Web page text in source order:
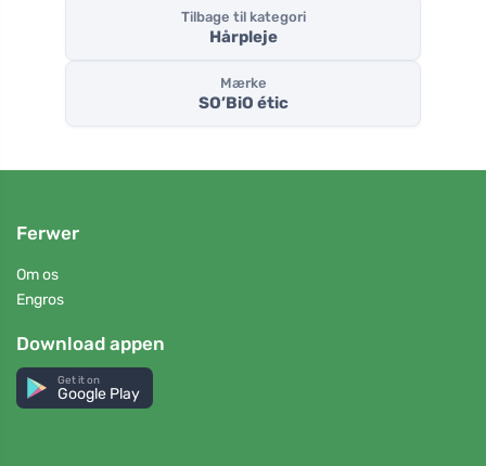
Tilbage til kategori
Hårpleje
Mærke
SO’BiO étic
Ferwer
Om os
Engros
Download appen
Get it on
Google Play